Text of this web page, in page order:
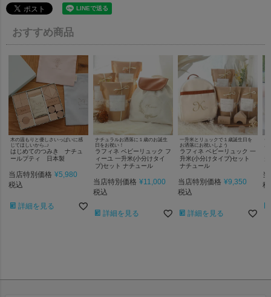
おすすめ商品
木の温もりと優しさいっぱいに感
じてほしいから..♪
はじめてのつみき ナチュ
ールプティ 日本製
当店特別価格 ¥5,980
税込
詳細を見る
ナチュラルお洒落に１歳のお誕生
日をお祝い！
ラフィネ ベビーリュック フ
ィーユ 一升米(小分けタイ
プ)セット ナチュール
当店特別価格 ¥11,000
税込
詳細を見る
一升米とリュックで１歳誕生日を
お洒落にお祝いしよう
ラフィネ ベビーリュック 一
升米(小分けタイプ)セット
ナチュール
当店特別価格 ¥9,350
税込
詳細を見る
一
お
税